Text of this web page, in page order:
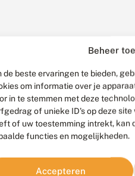
Beheer
de beste ervaringen te bieden,
om informatie over je
in te stemmen met deze
of unieke ID's op deze
of uw toestemming intrekt, kan
functies en mogelijkheden.
Accepteren